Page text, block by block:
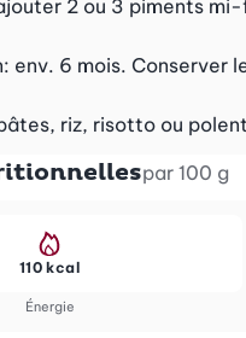
2 ou 3 piments
env. 6 mois. Conserver
riz, risotto ou
par 100 g
Énergie
110 kcal